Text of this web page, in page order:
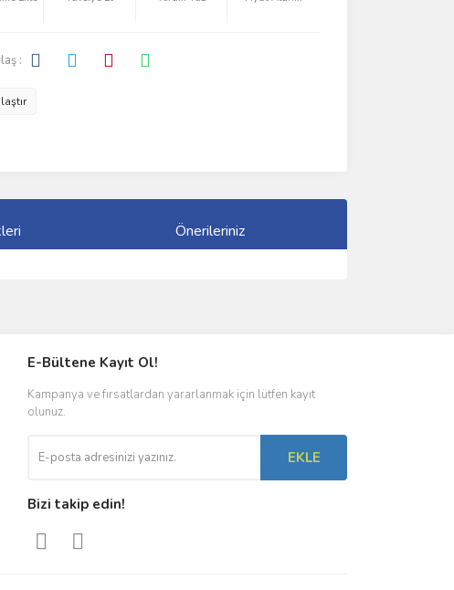
:
Önerileriniz
E-Bültene Kayıt Ol!
Kampanya ve fırsatlardan yararlanmak için lütfen kayıt
olunuz.
EKLE
Bizi takip edin!